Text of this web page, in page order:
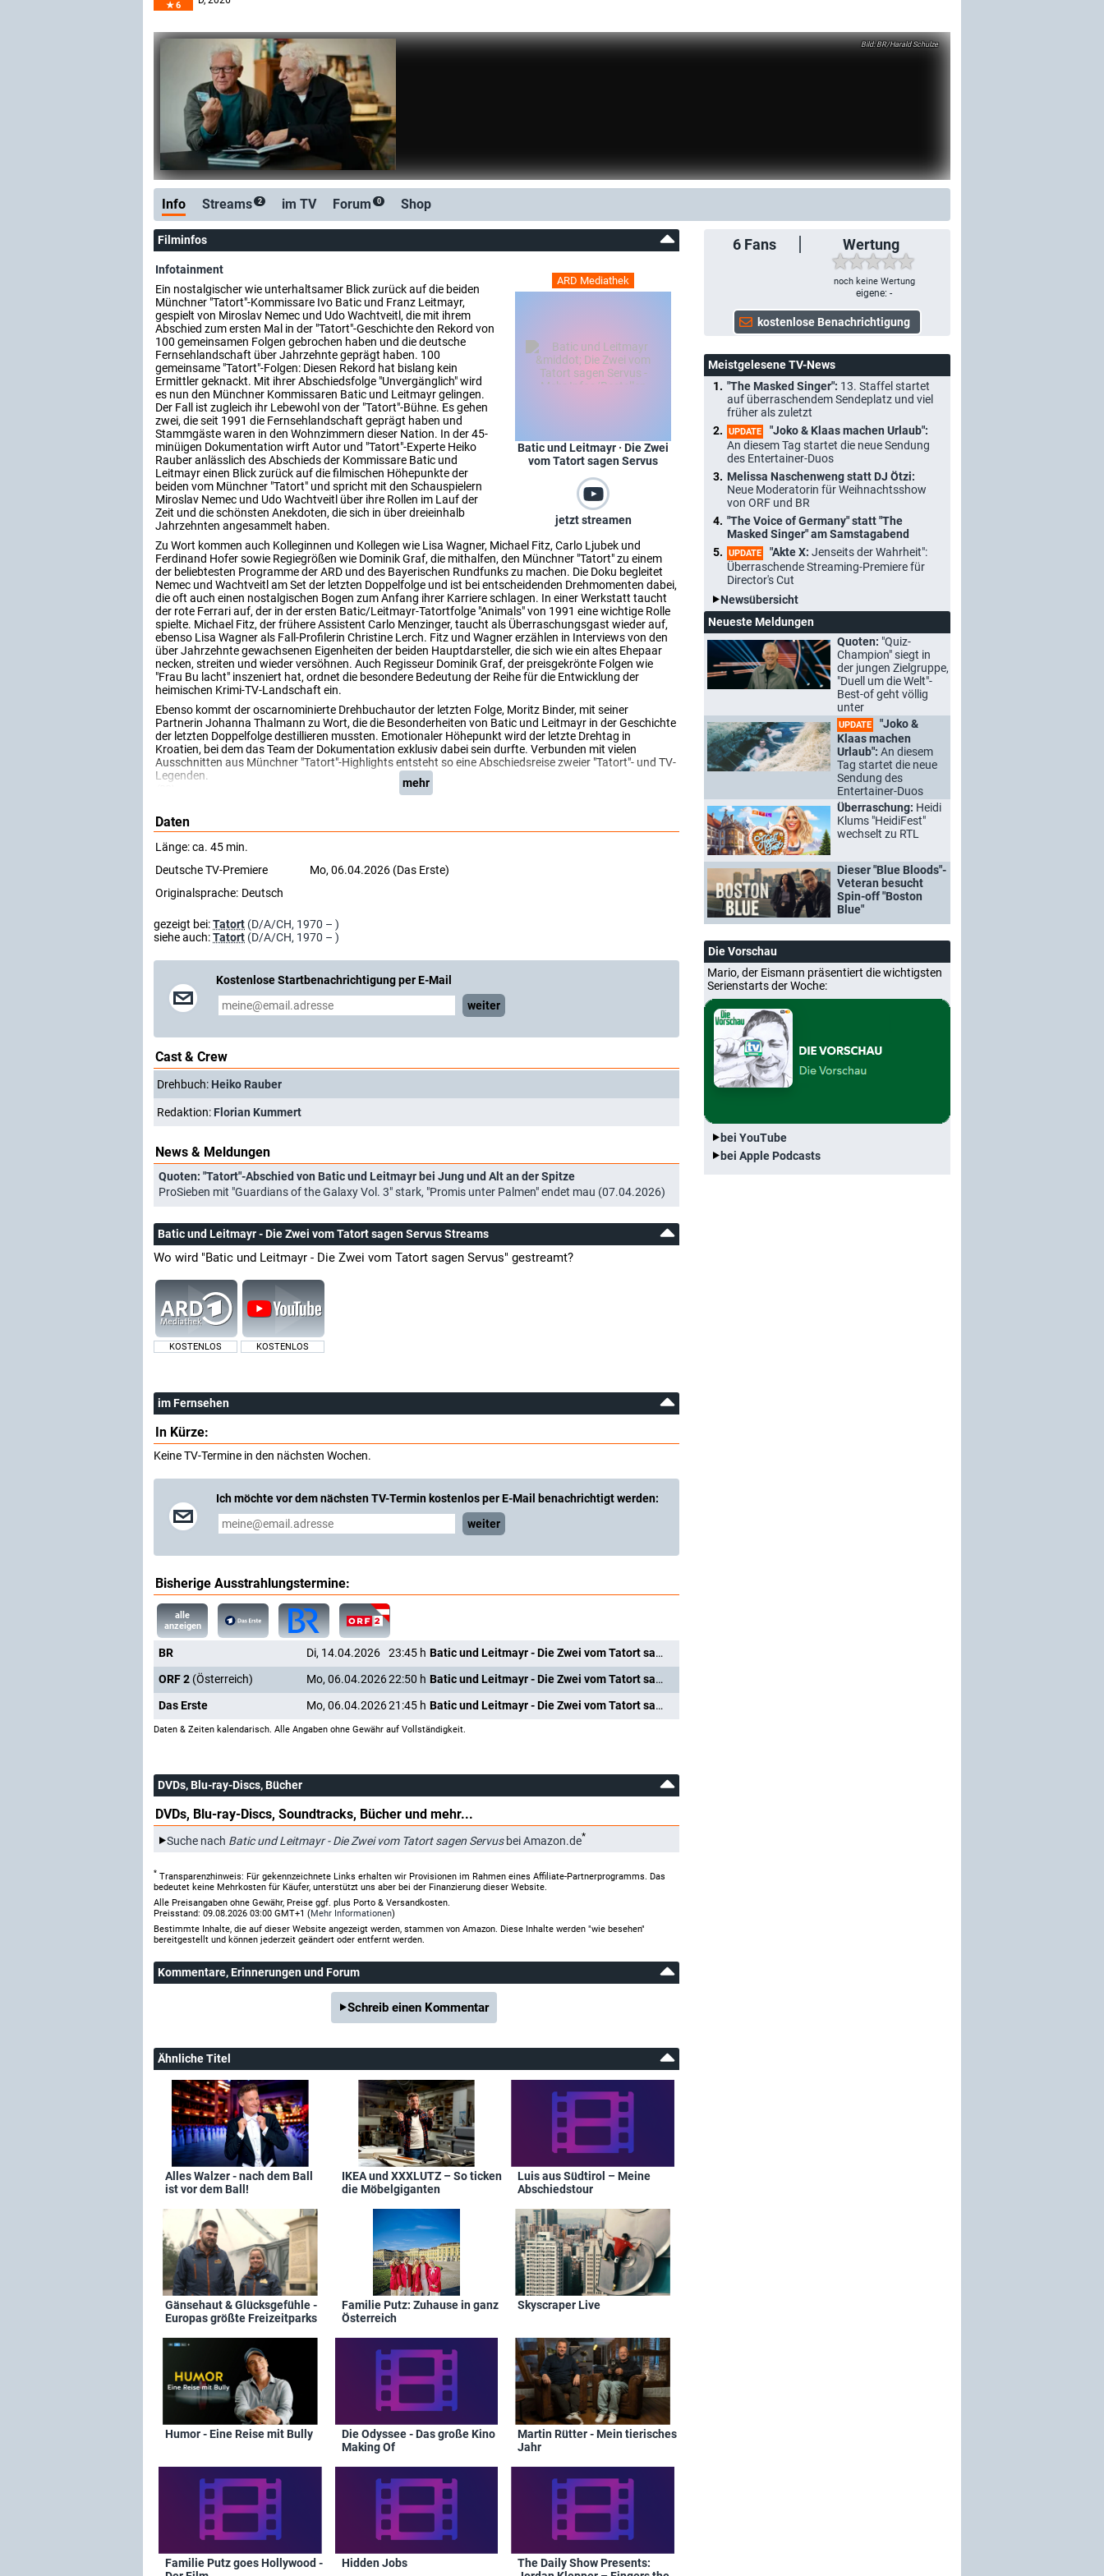
6
BR/Harald Schulze
Info Streams 2 im TV Forum 0 Shop
6 Fans Wertung
noch keine Wertung
eigene: -
Filminfos
ARD Mediathek
Batic und Leitmayr · Die Zwei
vom Tatort sagen Servus
jetzt streamen
Infotainment
Ein nostalgischer wie unterhaltsamer Blick zurück auf die beiden
Münchner "Tatort"-Kommissare Ivo Batic und Franz Leitmayr,
gespielt von Miroslav Nemec und Udo Wachtveitl, die mit ihrem
Abschied zum ersten Mal in der "Tatort"-Geschichte den Rekord von
100 gemeinsamen Folgen gebrochen haben und die deutsche
Fernsehlandschaft über Jahrzehnte geprägt haben. 100
gemeinsame "Tatort"-Folgen: Diesen Rekord hat bislang kein
Ermittler geknackt. Mit ihrer Abschiedsfolge "Unvergänglich" wird
es nun den Münchner Kommissaren Batic und Leitmayr gelingen.
Der Fall ist zugleich ihr Lebewohl von der "Tatort"-Bühne. Es gehen
zwei, die seit 1991 die Fernsehlandschaft geprägt haben und
Stammgäste waren in den Wohnzimmern dieser Nation. In der 45-
minüigen Dokumentation wirft Autor und "Tatort"-Experte Heiko
Rauber anlässlich des Abschieds der Kommissare Batic und
Leitmayr einen Blick zurück auf die filmischen Höhepunkte der
beiden vom Münchner "Tatort" und spricht mit den Schauspielern
Miroslav Nemec und Udo Wachtveitl über ihre Rollen im Lauf der
Zeit und die schönsten Anekdoten, die sich in über dreieinhalb
Jahrzehnten angesammelt haben.
Zu Wort kommen auch Kolleginnen und Kollegen wie Lisa Wagner, Michael Fitz, Carlo Ljubek und
Ferdinand Hofer sowie Regiegrößen wie Dominik Graf, die mithalfen, den Münchner "Tatort" zu einem
der beliebtesten Programme der ARD und des Bayerischen Rundfunks zu machen. Die Doku begleitet
Nemec und Wachtveitl am Set der letzten Doppelfolge und ist bei entscheidenden Drehmomenten dabei,
die oft auch einen nostalgischen Bogen zum Anfang ihrer Karriere schlagen. In einer Werkstatt taucht
der rote Ferrari auf, der in der ersten Batic/Leitmayr-Tatortfolge "Animals" von 1991 eine wichtige Rolle
spielte. Michael Fitz, der frühere Assistent Carlo Menzinger, taucht als Überraschungsgast wieder auf,
ebenso Lisa Wagner als Fall-Profilerin Christine Lerch. Fitz und Wagner erzählen in Interviews von den
über Jahrzehnte gewachsenen Eigenheiten der beiden Hauptdarsteller, die sich wie ein altes Ehepaar
necken, streiten und wieder versöhnen. Auch Regisseur Dominik Graf, der preisgekrönte Folgen wie
"Frau Bu lacht" inszeniert hat, ordnet die besondere Bedeutung der Reihe für die Entwicklung der
heimischen Krimi-TV-Landschaft ein.
Ebenso kommt der oscarnominierte Drehbuchautor der letzten Folge, Moritz Binder, mit seiner
Partnerin Johanna Thalmann zu Wort, die die Besonderheiten von Batic und Leitmayr in der Geschichte
der letzten Doppelfolge destillieren mussten. Emotionaler Höhepunkt wird der letzte Drehtag in
Kroatien, bei dem das Team der Dokumentation exklusiv dabei sein durfte. Verbunden mit vielen
Ausschnitten aus Münchner "Tatort"-Highlights entsteht so eine Abschiedsreise zweier "Tatort"- und TV-
Legenden.
mehr
Daten
Länge: ca. 45 min.
Deutsche TV-Premiere
Mo, 06.04.2026 (Das Erste)
Originalsprache: Deutsch
gezeigt bei:Tatort (D/A/CH, 1970 – )
siehe auch:Tatort (D/A/CH, 1970 – )
Kostenlose Startbenachrichtigung per E-Mail
weiter
Cast & Crew
Drehbuch: Heiko Rauber
Redaktion: Florian Kummert
News & Meldungen
Quoten: "Tatort"-Abschied von Batic und Leitmayr bei Jung und Alt an der Spitze
ProSieben mit "Guardians of the Galaxy Vol. 3" stark, "Promis unter Palmen" endet mau (07.04.2026)
Batic und Leitmayr - Die Zwei vom Tatort sagen Servus Streams
Wo wird "Batic und Leitmayr - Die Zwei vom Tatort sagen Servus" gestreamt?
KOSTENLOS KOSTENLOS
im Fernsehen
In Kürze:
Keine TV-Termine in den nächsten Wochen.
Ich möchte vor dem nächsten TV-Termin kostenlos per E-Mail benachrichtigt werden:
weiter
Bisherige Ausstrahlungstermine:
alle
anzeigen
BR Di, 14.04.2026 23:45 h
Batic und Leitmayr - Die Zwei vom Tatort sagen Servus
ORF 2 (Österreich) Mo, 06.04.202622:50 h
Batic und Leitmayr - Die Zwei vom Tatort sagen Servus
Das Erste
Mo, 06.04.202621:45 h Batic und Leitmayr - Die Zwei vom Tatort sagen Servus
Daten & Zeiten kalendarisch. Alle Angaben ohne Gewähr auf Vollständigkeit.
DVDs, Blu-ray-Discs, Bücher
DVDs, Blu-ray-Discs, Soundtracks, Bücher und mehr...
Suche nach Batic und Leitmayr - Die Zwei vom Tatort sagen Servusbei Amazon.de*
* Transparenzhinweis: Für gekennzeichnete Links erhalten wir Provisionen im Rahmen eines Affiliate-Partnerprogramms. Das
bedeutet keine Mehrkosten für Käufer, unterstützt uns aber bei der Finanzierung dieser Website.
Alle Preisangaben ohne Gewähr, Preise ggf. plus Porto & Versandkosten.
Preisstand: 09.08.2026 03:00 GMT+1 (Mehr Informationen)
Bestimmte Inhalte, die auf dieser Website angezeigt werden, stammen von Amazon. Diese Inhalte werden "wie besehen"
bereitgestellt und können jederzeit geändert oder entfernt werden.
Kommentare, Erinnerungen und Forum
Schreib einen Kommentar
Ähnliche Titel
Alles Walzer - nach dem Ball
ist vor dem Ball!
IKEA und XXXLUTZ – So ticken
die Möbelgiganten
Luis aus Südtirol – Meine
Abschiedstour
Gänsehaut & Glücksgefühle -
Europas größte Freizeitparks
Familie Putz: Zuhause in ganz
Österreich
Skyscraper Live
Humor - Eine Reise mit Bully
Die Odyssee - Das große Kino
Making Of
Martin Rütter - Mein tierisches
Jahr
Familie Putz goes Hollywood -
Hidden Jobs
The Daily Show Presents:
Meistgelesene TV-News
"The Masked Singer": 13. Staffel startet
auf überraschendem Sendeplatz und viel
früher als zuletzt
UPDATE
"Joko & Klaas machen Urlaub":
An diesem Tag startet die neue Sendung
des Entertainer-Duos
Melissa Naschenweng statt DJ Ötzi:
Neue Moderatorin für Weihnachtsshow
von ORF und BR
"The Voice of Germany" statt "The
Masked Singer" am Samstagabend
UPDATE "Akte X: Jenseits der Wahrheit":
Überraschende Streaming-Premiere für
Director's Cut
Newsübersicht
Neueste Meldungen
Quoten: "Quiz-
Champion" siegt in
der jungen Zielgruppe,
"Duell um die Welt"-
Best-of geht völlig
unter
UPDATE
"Joko &
Klaas machen
Urlaub": An diesem
Tag startet die neue
Sendung des
Entertainer-Duos
Überraschung: Heidi
Klums "HeidiFest"
wechselt zu RTL
Dieser "Blue Bloods"-
Veteran besucht
Spin-off "Boston
Blue"
Die Vorschau
Mario, der Eismann präsentiert die wichtigsten
Serienstarts der Woche:
bei YouTube
bei Apple Podcasts